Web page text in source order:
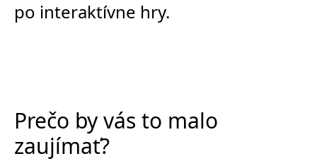
po interaktívne hry.
Prečo by vás to malo
zaujímať?